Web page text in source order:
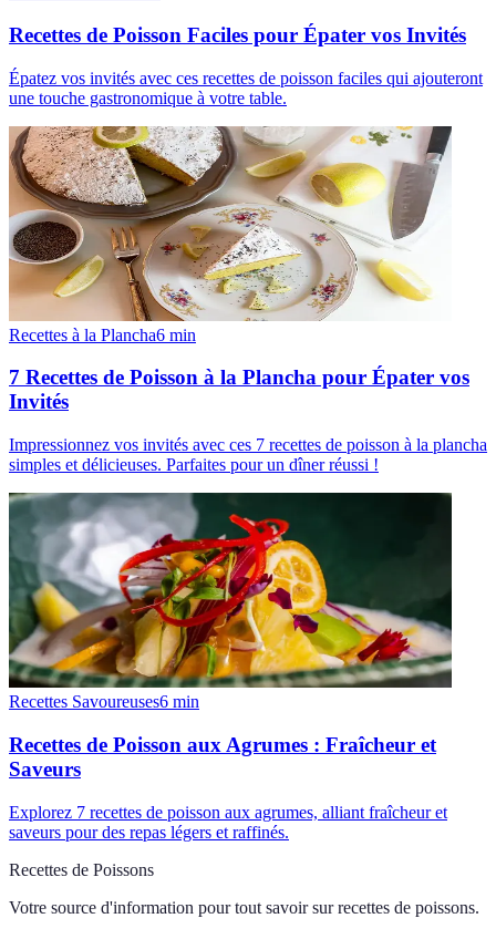
Recettes de Poisson Faciles pour Épater vos Invités
Épatez vos invités avec ces recettes de poisson faciles qui ajouteront
une touche gastronomique à votre table.
Recettes à la Plancha6 min
7 Recettes de Poisson à la Plancha pour Épater vos
Invités
Impressionnez vos invités avec ces 7 recettes de poisson à la plancha
simples et délicieuses. Parfaites pour un dîner réussi !
Recettes Savoureuses6 min
Recettes de Poisson aux Agrumes : Fraîcheur et
Saveurs
Explorez 7 recettes de poisson aux agrumes, alliant fraîcheur et
saveurs pour des repas légers et raffinés.
Recettes de Poissons
Votre source d'information pour tout savoir sur recettes de poissons.